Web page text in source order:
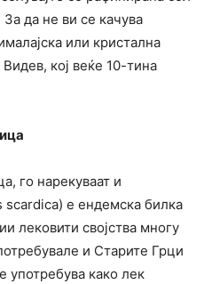
За да не ви се качува
или кристална
кој веќе 10-тина
го нарекуваат и
е ендемска билка
лековити својства многу
и Старите Грци
употребува како лек